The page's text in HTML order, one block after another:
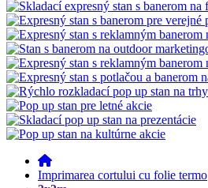
Imprimarea cortului cu folie termo